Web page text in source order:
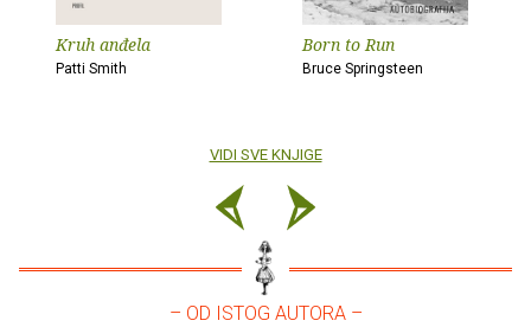
Kruh anđela
Patti Smith
Born to Run
Bruce Springsteen
VIDI SVE KNJIGE
– OD ISTOG AUTORA –